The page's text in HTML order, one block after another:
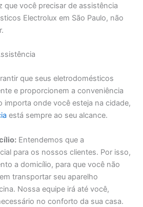
que você precisar de assistência
Electrolux em São Paulo, não
que seus eletrodomésticos
e proporcionem a conveniência
importa onde você esteja na cidade,
está sempre ao seu alcance.
Entendemos que a
para os nossos clientes. Por isso,
a domicílio, para que você não
transportar seu aparelho
Nossa equipe irá até você,
no conforto da sua casa.